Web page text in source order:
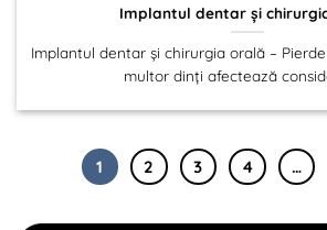
Implantul dentar și
Implantul dentar și chirurgia orală –
multor dinți afectează
1 2 3 4 …